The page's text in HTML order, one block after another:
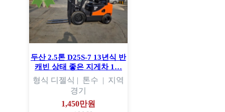
두산 2.5톤 D25S-7 13년식 반
캐빈 상태 좋은 지게차 1…
형식 디젤식 | 톤수 | 지역
경기
1,450만원